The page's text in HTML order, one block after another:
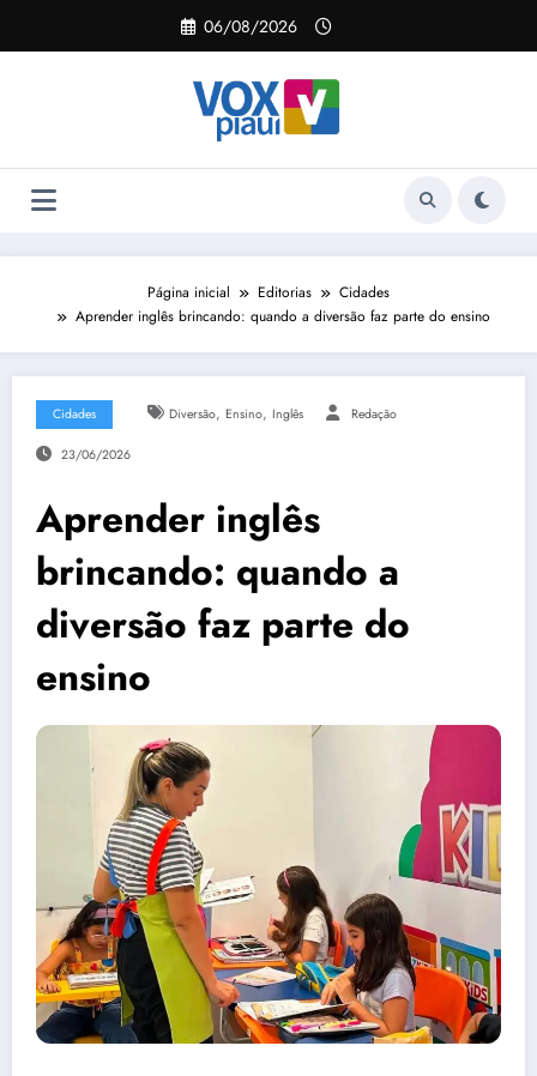
o
06/08/2026
Página inicial Editorias
Cidades
Aprender inglês brincando: quando a diversão faz parte do ensino
Cidades Diversão, Ensino, Inglês Redação
23/06/2026
Aprender inglês
brincando: quando a
diversão faz parte do
ensino